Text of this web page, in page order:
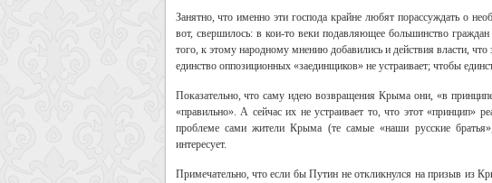
Занятно, что именно эти господа крайне любят порассуждать о
вот, свершилось: в кои-то веки подавляющее большинство
того, к этому народному мнению добавились и действия власти, что
единство оппозиционных «заединщиков» не устраивает; чтобы
Показательно, что саму идею возвращения Крыма они, «в
«правильно». А сейчас их не устраивает то, что этот «принцип»
проблеме сами жители Крыма (те самые «наши русские
интересует.
Примечательно, что если бы Путин не откликнулся на призыв из